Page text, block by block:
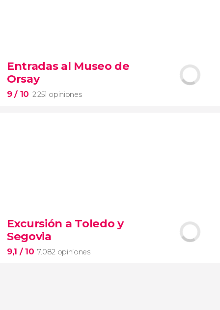
Piedad
Museos Vaticanos
Basílica de San
Entradas al Museo de
Orsay
9/ 10 2.251 opiniones
pinturas impresionistas
más famosas del mundo
Excursión a Toledo y
Segovia
9,1 / 10 7.082 opiniones